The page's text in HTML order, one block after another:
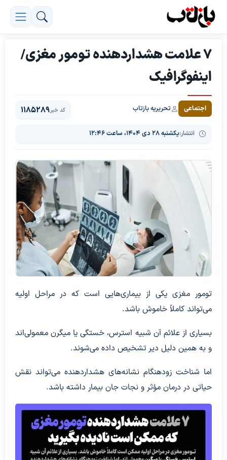
۷ علامت هشداردهنده تومور مغزی/
اینفوگرافیک
اجتماعی تحریریه بازتاب
انتشار:یکشنبه ۲۸ دی ۱۴۰۴، ساعت ۱۲:۴۶
کد خبر1185289
تومور مغزی یکی از بیماری‌هایی است که در مراحل اولیه
می‌تواند کاملاً خاموش باشد.
بسیاری از علائم آن شبیه استرس، خستگی یا میگرن معمولی‌اند
و به همین دلیل دیر تشخیص داده می‌شوند.
اما شناخت زودهنگام نشانه‌های هشداردهنده می‌تواند نقش
حیاتی در درمان مؤثر و نجات جان بیمار داشته باشد.